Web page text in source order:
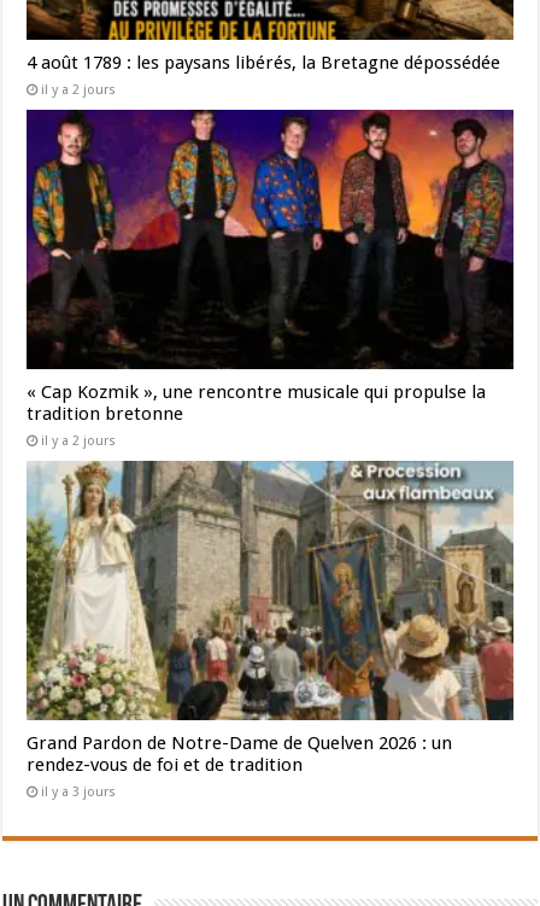
4 août 1789 : les paysans libérés, la Bretagne dépossédée
il y a 2 jours
« Cap Kozmik », une rencontre musicale qui propulse la
tradition bretonne
il y a 2 jours
Grand Pardon de Notre-Dame de Quelven 2026 : un
rendez-vous de foi et de tradition
il y a 3 jours